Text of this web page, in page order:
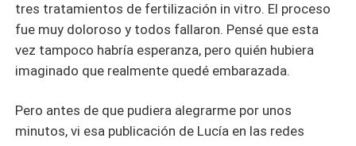
tres tratamientos de fertilización in vitro. El proceso
fue muy doloroso y todos fallaron. Pensé que esta
vez tampoco habría esperanza, pero quién hubiera
imaginado que realmente quedé embarazada.
Pero antes de que pudiera alegrarme por unos
minutos, vi esa publicación de Lucía en las redes